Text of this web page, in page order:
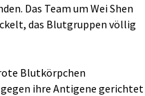
Das Team um Wei Shen
das Blutgruppen völlig
Blutkörpchen
ihre Antigene gerichtet